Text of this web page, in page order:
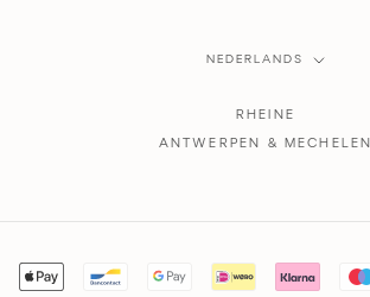
Taal
NEDERLANDS
RHEINE
ANTWERPEN & MECHELEN